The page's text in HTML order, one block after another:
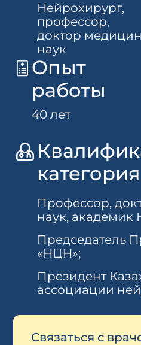
Нейрохирург,
профессор,
доктор
наук
Опыт
работы
40 лет
категория
Профессор,
наук, академик
Председатель
«НЦН»;
Президент
ассоциации
Связаться с